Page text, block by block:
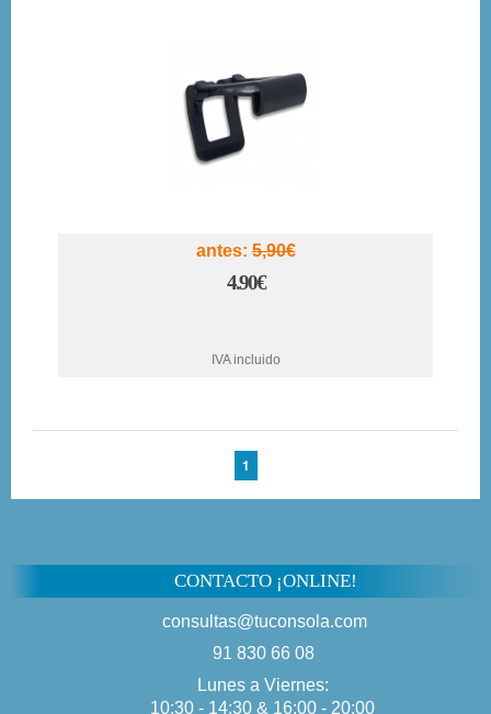
antes:5,90€
4.90€
IVA incluido
1
CONTACTO ¡ONLINE!
consultas@tuconsola.com
91 830 66 08
Lunes a Viernes:
10:30 - 14:30 & 16:00 - 20:00